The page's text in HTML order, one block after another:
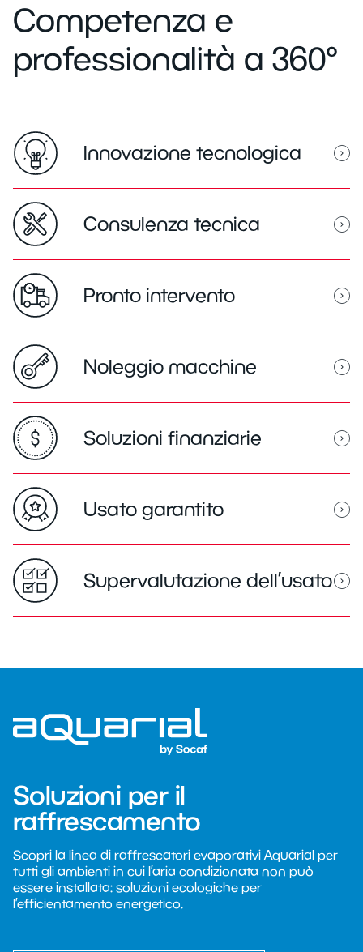
Competenza e
professionalità a 360°
Innovazione tecnologica
Consulenza tecnica
Pronto intervento
Noleggio macchine
Soluzioni finanziarie
Usato garantito
Supervalutazione dell’usato
Soluzioni per il
raffrescamento
Scopri la linea di raffrescatori evaporativi Aquarial per
tutti gli ambienti in cui l’aria condizionata non può
essere installata: soluzioni ecologiche per
l’efficientamento energetico.